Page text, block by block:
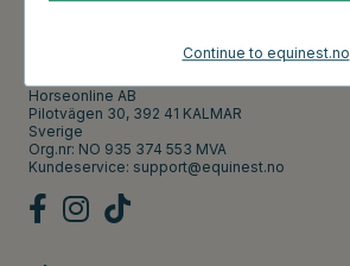
Horseonline AB
Pilotvägen 30, 392 41 KALMAR
Sverige
Org.nr: NO 935 374 553 MVA
Kundeservice: support@equinest.no
Continue to equinest.no